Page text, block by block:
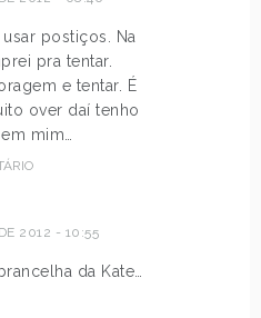
postiços. Na
pra tentar.
e tentar. É
over daí tenho
mim…
2012 - 10:55
da Kate…